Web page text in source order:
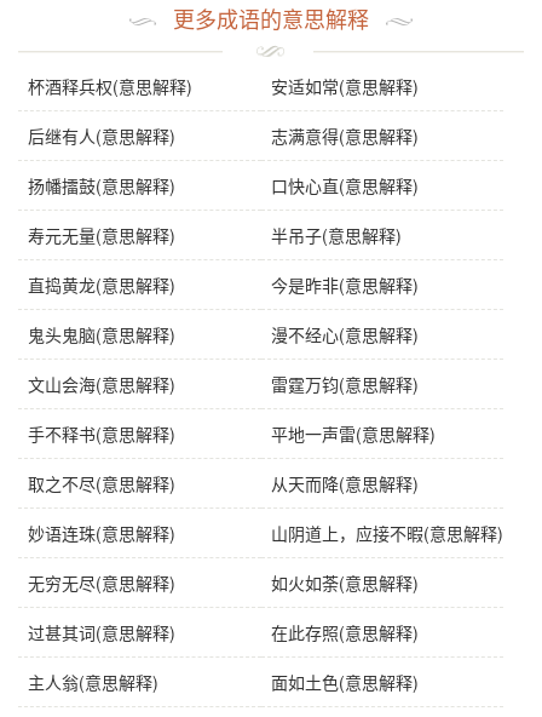
更多成语的意思解释
杯酒释兵权(意思解释) 安适如常(意思解释)
后继有人(意思解释) 志满意得(意思解释)
扬幡擂鼓(意思解释) 口快心直(意思解释)
寿元无量(意思解释) 半吊子(意思解释)
直捣黄龙(意思解释) 今是昨非(意思解释)
鬼头鬼脑(意思解释) 漫不经心(意思解释)
文山会海(意思解释) 雷霆万钧(意思解释)
手不释书(意思解释) 平地一声雷(意思解释)
取之不尽(意思解释) 从天而降(意思解释)
妙语连珠(意思解释) 山阴道上，应接不暇(意思解释)
无穷无尽(意思解释) 如火如荼(意思解释)
过甚其词(意思解释) 在此存照(意思解释)
主人翁(意思解释) 面如土色(意思解释)